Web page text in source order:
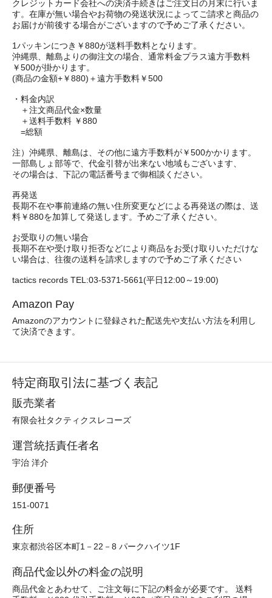
クレジットカード会社への決済手続きはご注文日の月末に行いま
す。在庫が無い場合やお荷物の発送状況によってご請求と商品の
お届けが前後する場合がございますので予めご了承ください。
1パッキンにつき￥880が送料手数料となります。
沖縄県、離島よりの御注文の場合、通常料金プラス遠方手数料
￥500が掛かります。
(商品の金額+￥880)＋遠方手数料￥500
・料金内訳
＋注文商品代金×数量
＋送料手数料 ￥880
=総額
注）沖縄県、離島は、その他に遠方手数料が￥500かかります。
一部島しょ部等で、代金引替が出来ない地域もございます、
その場合は、下記の電話番号まで御相談ください。
再発送
長期不在や事前連絡の無い住所変更などによる再発送の際は、送
料￥880を加算して発送します。予めご了承ください。
お受取りの無い場合
長期不在や受け取り拒否などにより商品をお受け取りいただけな
い場合は、往復の送料を請求しますので予めご了承ください
tactics records TEL:03-5371-5661(平日12:00～19:00)
Amazon Pay
Amazonのアカウントに登録された配送先や支払い方法を利用し
て決済できます。
特定商取引法に基づく表記
販売業者
有限会社タクティクスレコーズ
運営統括責任者名
宇治 洋介
郵便番号
151-0071
住所
東京都渋谷区本町1－22－8 パークハイツ1F
商品代金以外の料金の説明
商品代金とあわせて、ご注文毎に下記の料金が必要です。 送料